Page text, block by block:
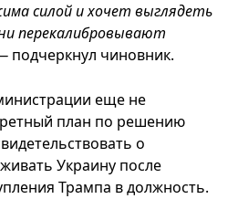
силой и хочет выглядеть
перекалибровывают
подчеркнул чиновник.
еще не
план по решению
о
Украину после
Трампа в должность.